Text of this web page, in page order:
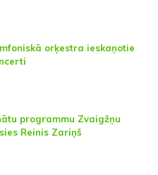
orķestra ieskaņotie
programmu Zvaigžņu
Reinis Zariņš